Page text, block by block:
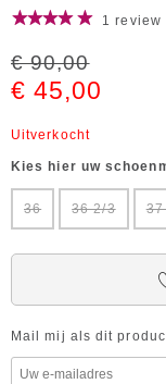
1 review
€ 90,00
€ 45,00
Uitverkocht
Kies hier uw
36 36 2/3 37
Mail mij als dit